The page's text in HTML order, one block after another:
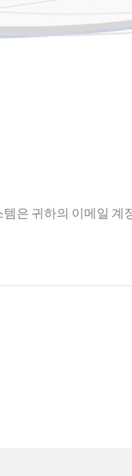
은 귀하의 이메일